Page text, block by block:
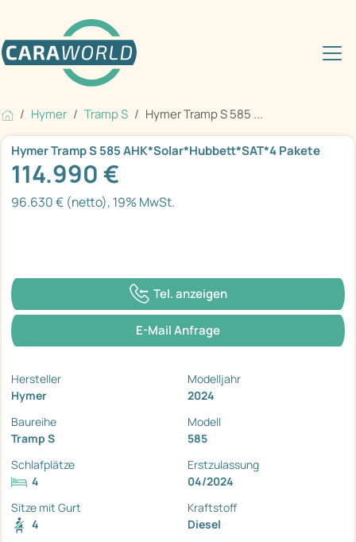
Hymer Tramp S Hymer Tramp S 585 ...
Hymer Tramp S 585 AHK*Solar*Hubbett*SAT*4 Pakete
114.990 €
96.630 € (netto), 19% MwSt.
Tel. anzeigen
E-Mail Anfrage
Hersteller
Hymer
Modelljahr
2024
Baureihe
Tramp S
Modell
585
Schlafplätze
4
Erstzulassung
04/2024
Sitze mit Gurt
4
Kraftstoff
Diesel